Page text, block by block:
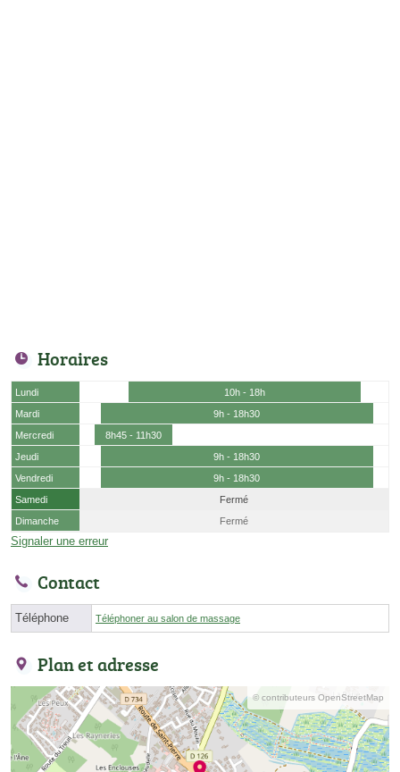
Horaires
Lundi
10h - 18h
Mardi
9h - 18h30
Mercredi
8h45 - 11h30
Jeudi
9h - 18h30
Vendredi
9h - 18h30
Samedi
Fermé
Dimanche
Fermé
Signaler une erreur
Contact
Téléphone Téléphoner au salon de massage
Plan et adresse
© contributeurs OpenStreetMap